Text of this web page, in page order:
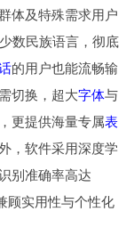
体及特殊需求用户
数民族语言，彻底
的用户也能流畅输
切换，超大字体与
，更提供海量专属表
，软件采用深度学
别准确率高达
顾实用性与个性化